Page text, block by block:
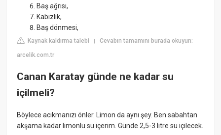
Baş ağrısı,
Kabızlık,
Baş dönmesi,
Kaynak kaldırma talebi |Cevabın tamamını burada okuyun:
arcelik.com.tr
Canan Karatay günde ne kadar su
içilmeli?
Böylece acıkmanızı önler. Limon da aynı şey. Ben sabahtan
akşama kadar limonlu su içerim. Günde 2,5-3 litre su içilecek.